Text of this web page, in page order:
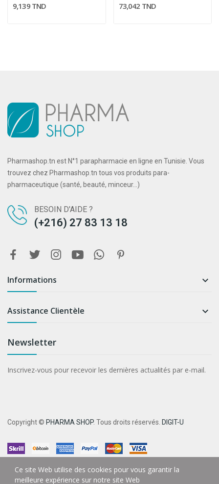
9,139 TND 73,042 TND
Pharmashop.tn est N°1 parapharmacie en ligne en Tunisie. Vous
trouvez chez Pharmashop.tn tous vos produits para-
pharmaceutique (santé, beauté, minceur...)
BESOIN D'AIDE ?
(+216) 27 83 13 18
Informations 
Assistance Clientèle 
Newsletter
Inscrivez-vous pour recevoir les dernières actualités par e-mail.
Copyright © PHARMA SHOP. Tous droits réservés. DIGIT-U
Ce site Web utilise des cookies pour vous garantir la
meilleure expérience sur notre site Web